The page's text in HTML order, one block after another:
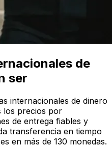
de
ser
internacionales de dinero
los precios por
de entrega fiables y
transferencia en tiempo
en más de 130 monedas.